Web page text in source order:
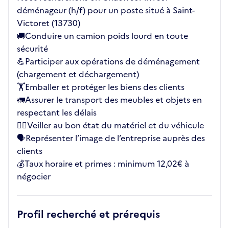
déménageur (h/f) pour un poste situé à Saint-
Victoret (13730)
🚚Conduire un camion poids lourd en toute
sécurité
💪Participer aux opérations de déménagement
(chargement et déchargement)
🏋️Emballer et protéger les biens des clients
🚛Assurer le transport des meubles et objets en
respectant les délais
🕵️‍♂️Veiller au bon état du matériel et du véhicule
🗣️Représenter l’image de l’entreprise auprès des
clients
💰Taux horaire et primes : minimum 12,02€ à
négocier
Profil recherché et prérequis